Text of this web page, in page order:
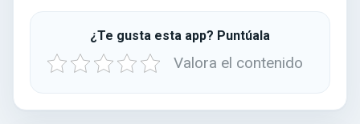
¿Te gusta esta app? Puntúala
Valora el contenido